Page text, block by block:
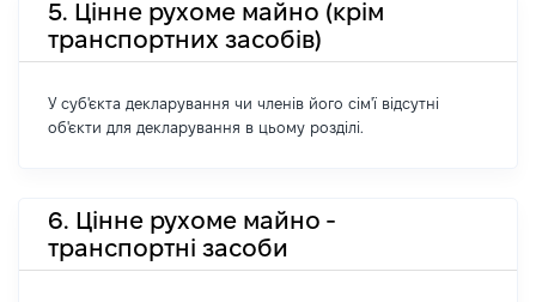
5. Цінне рухоме майно (крім
транспортних засобів)
У суб'єкта декларування чи членів його сім'ї відсутні
об'єкти для декларування в цьому розділі.
6. Цінне рухоме майно -
транспортні засоби